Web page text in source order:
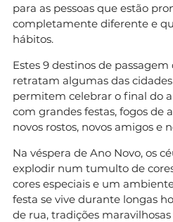
para as pessoas que estão
completamente diferente e
hábitos.
Estes 9 destinos de
retratam algumas das
permitem celebrar o final do
com grandes festas, fogos de
novos rostos, novos amigos e
Na véspera de Ano Novo, os
explodir num tumulto de
cores especiais e um
festa se vive durante longas
de rua, tradições